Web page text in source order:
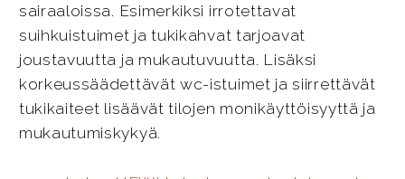
sairaaloissa. Esimerkiksi irrotettavat
suihkuistuimet ja tukikahvat tarjoavat
joustavuutta ja mukautuvuutta. Lisäksi
korkeussäädettävät wc-istuimet ja siirrettävät
tukikaiteet lisäävät tilojen monikäyttöisyyttä ja
mukautumiskykyä.